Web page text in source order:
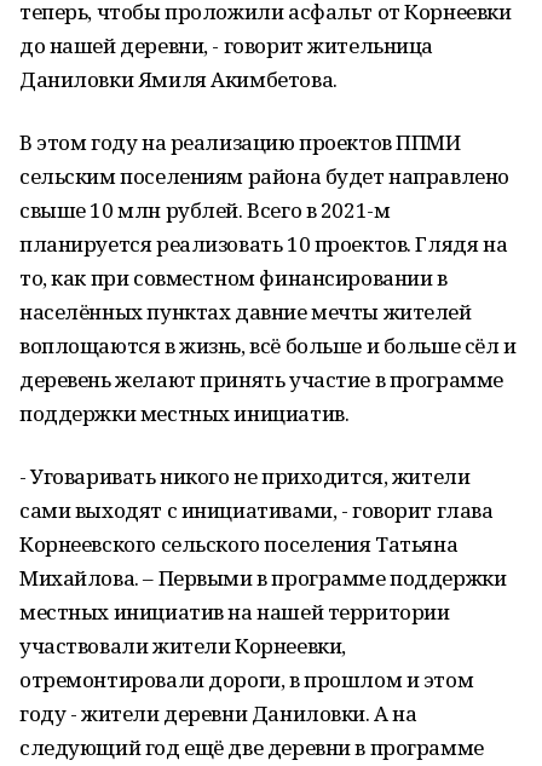
теперь, чтобы проложили асфальт от Корнеевки
до нашей деревни, - говорит жительница
Даниловки Ямиля Акимбетова.
В этом году на реализацию проектов ППМИ
сельским поселениям района будет направлено
свыше 10 млн рублей. Всего в 2021-м
планируется реализовать 10 проектов. Глядя на
то, как при совместном финансировании в
населённых пунктах давние мечты жителей
воплощаются в жизнь, всё больше и больше сёл и
деревень желают принять участие в программе
поддержки местных инициатив.
- Уговаривать никого не приходится, жители
сами выходят с инициативами, - говорит глава
Корнеевского сельского поселения Татьяна
Михайлова. – Первыми в программе поддержки
местных инициатив на нашей территории
участвовали жители Корнеевки,
отремонтировали дороги, в прошлом и этом
году - жители деревни Даниловки. А на
следующий год ещё две деревни в программе